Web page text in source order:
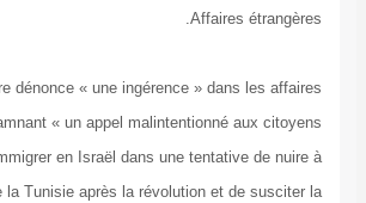
Affaires
Le ministère dénonce « une ingérence » dans
intérieures condamnant « un appel malintentionné
Tunisiens à immigrer en Israël dans une
l’image de la Tunisie après la révolution et